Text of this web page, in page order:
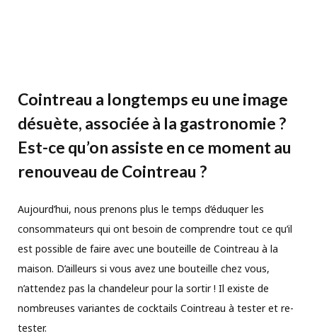
Cointreau a longtemps eu une image
désuète, associée à la gastronomie ?
Est-ce qu’on assiste en ce moment au
renouveau de Cointreau ?
Aujourd’hui, nous prenons plus le temps d’éduquer les
consommateurs qui ont besoin de comprendre tout ce qu’il
est possible de faire avec une bouteille de Cointreau à la
maison. D’ailleurs si vous avez une bouteille chez vous,
n’attendez pas la chandeleur pour la sortir ! Il existe de
nombreuses variantes de cocktails Cointreau à tester et re-
tester.